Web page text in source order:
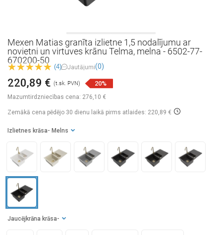
Mexen Matias granīta izlietne 1,5 nodalījumu ar
novietni un virtuves krānu Telma, melna - 6502-77-
670200-50
(4) Jautājumi(0)
Mazumtirdzniecības cena: 276,10 €
220,89 € (t.sk. PVN) 20%
Zemākā cena pēdējo 30 dienu laikā pirms atlaides: 220,89 €
Izlietnes krāsa - Melns
Jaucējkrāna krāsa-